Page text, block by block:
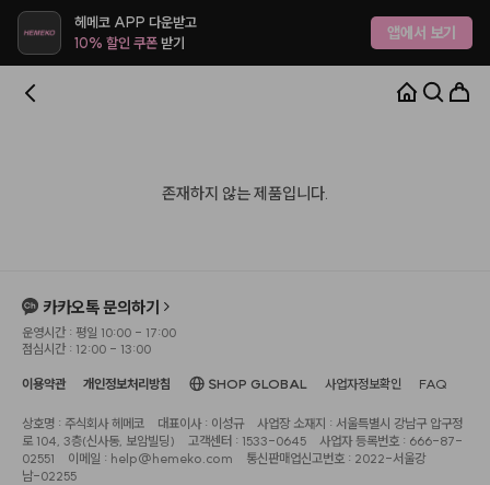
헤메코 APP 다운받고
10% 할인 쿠폰받기 앱에서 보기
존재하지 않는 제품입니다.
카카오톡 문의하기
운영시간 : 평일 10:00 - 17:00
점심시간 : 12:00 - 13:00
이용약관 개인정보처리방침 SHOP GLOBAL 사업자정보확인 FAQ
상호명 : 주식회사 헤메코 대표이사 : 이성규
사업장 소재지 : 서울특별시 강남구 압구정
로 104, 3층(신사동, 보암빌딩)
고객센터 : 1533-0645
사업자 등록번호 : 666-87-
02551
이메일 : help@hemeko.com
통신판매업신고번호 : 2022-서울강
남-02255